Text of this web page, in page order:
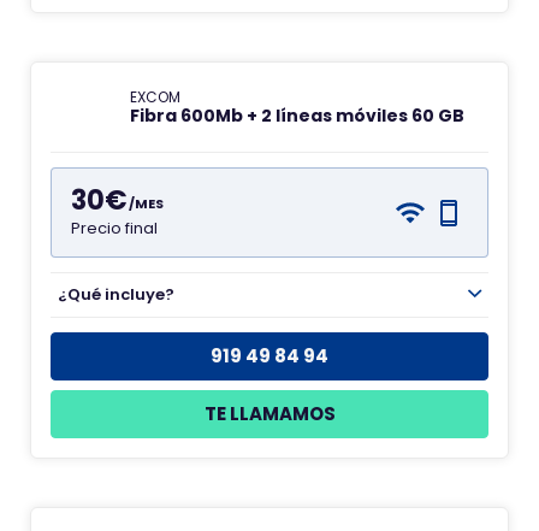
EXCOM
Fibra 600Mb + 2 líneas móviles 60 GB
30€/MES
Precio final
¿Qué incluye?
919 49 84 94
TE LLAMAMOS